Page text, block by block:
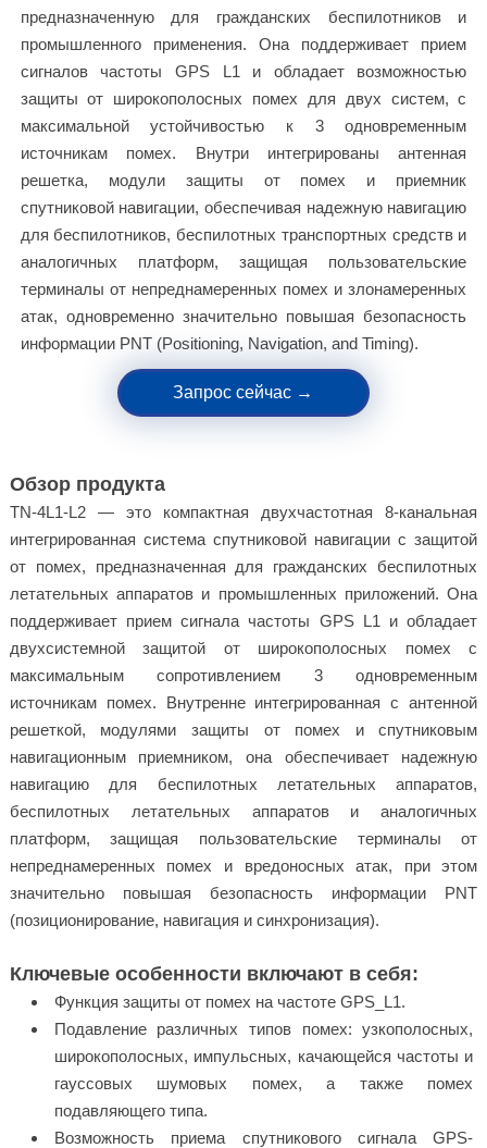
предназначенную для гражданских беспилотников и
промышленного применения. Она поддерживает прием
сигналов частоты GPS L1 и обладает возможностью
защиты от широкополосных помех для двух систем, с
максимальной устойчивостью к 3 одновременным
источникам помех. Внутри интегрированы антенная
решетка, модули защиты от помех и приемник
спутниковой навигации, обеспечивая надежную навигацию
для беспилотников, беспилотных транспортных средств и
аналогичных платформ, защищая пользовательские
терминалы от непреднамеренных помех и злонамеренных
атак, одновременно значительно повышая безопасность
информации PNT (Positioning, Navigation, and Timing).
Запрос сейчас →
Обзор продукта
TN-4L1-L2 — это компактная двухчастотная 8-канальная
интегрированная система спутниковой навигации с защитой
от помех, предназначенная для гражданских беспилотных
летательных аппаратов и промышленных приложений. Она
поддерживает прием сигнала частоты GPS L1 и обладает
двухсистемной защитой от широкополосных помех с
максимальным сопротивлением 3 одновременным
источникам помех. Внутренне интегрированная с антенной
решеткой, модулями защиты от помех и спутниковым
навигационным приемником, она обеспечивает надежную
навигацию для беспилотных летательных аппаратов,
беспилотных летательных аппаратов и аналогичных
платформ, защищая пользовательские терминалы от
непреднамеренных помех и вредоносных атак, при этом
значительно повышая безопасность информации PNT
(позиционирование, навигация и синхронизация).
Ключевые особенности включают в себя:
Функция защиты от помех на частоте GPS_L1.
Подавление различных типов помех: узкополосных,
широкополосных, импульсных, качающейся частоты и
гауссовых шумовых помех, а также помех
подавляющего типа.
Возможность приема спутникового сигнала GPS-